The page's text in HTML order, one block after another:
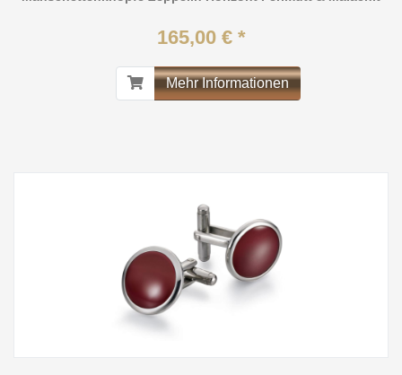
165,00 € *
Mehr Informationen